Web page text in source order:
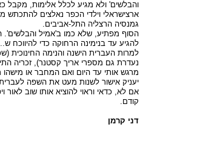
והבלשים' ולא מגיע לכלל אלימות, מקבל
ארצישראלי וילדי הכפר נאלצים להתכתש
גמנסיה הרצליה התל-אביבים.
הסוף מפתיע, שלא כמו ב'אמיל והבלשים'.
להגיע עד בנימינה הרחוקה כדי להיווכח
למרות העברית הישנה והנימה החינוכית
נעדרת גם מספרי אריך קסטנר), זכריה
מרגש אותי עד היום ואם המחבר או
יעניק אישור לשנות מעט את השפה
אם לא, כדאי וראוי להוציא אותו שוב
קודם.
דני קרמן